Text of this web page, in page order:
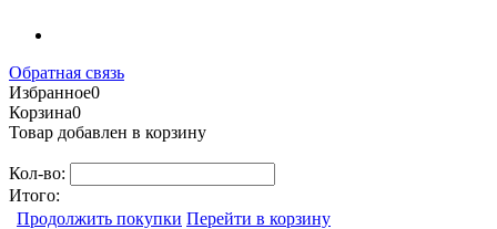
Обратная связь
Избранное0
Корзина0
Товар добавлен в корзину
Кол-во:
Итого:
Продолжить покупки Перейти в корзину